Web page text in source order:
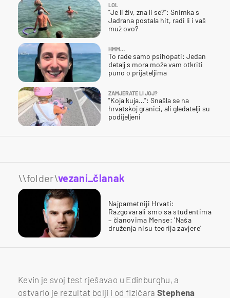
LOL
"Je li živ, zna li se?": Snimka s
Jadrana postala hit, radi li i vaš
muž ovo?
HMM…
To rade samo psihopati: Jedan
detalj s mora može vam otkriti
puno o prijateljima
ZAMJERATE LI JOJ?
"Koja kuja…": Snašla se na
hrvatskoj granici, ali gledatelji su
podijeljeni
\\folder\vezani_članak
Najpametniji Hrvati:
Razgovarali smo sa studentima
– članovima Mense: 'Naša
druženja nisu teorija zavjere'
Kevin je svoj test rješavao u Edinburghu, a
ostvario je rezultat bolji i od fizičara Stephena